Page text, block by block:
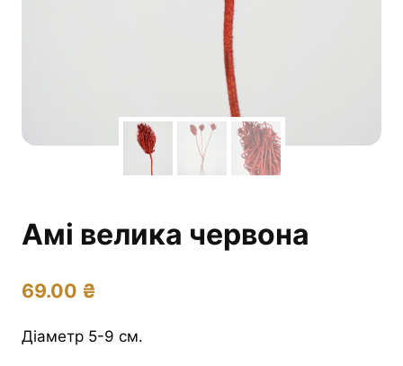
Амі велика червона
69.00 ₴
Діаметр 5-9 см.